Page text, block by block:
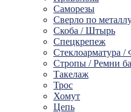
Саморезы
Сверло по
Скоба / Штырь
Спецкрепеж
Стеклоарматура /
Стропы / Ремни
Такелaж
Трос
Хомут
Цепь